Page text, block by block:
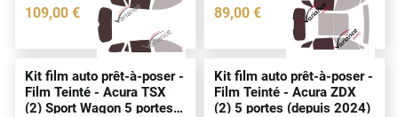
Alfa Romeo
Alpine
Aston Martin
109,00 €
0007-ACU
89,00 €
0009-ACU
Kit film auto prêt-à-poser -
Film Teinté - Acura TSX
(2) Sport Wagon 5portes
Kit film auto prêt-à-poser -
Film Teinté - Acura ZDX
(2) 5portes (depuis 2024)